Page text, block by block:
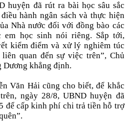
huyện đã rút ra bài học sâu sắc
hành ngân sách và thực hiện
Nhà nước đối với đồng bào các
em học sinh nói riêng. Sắp tới,
kiểm điểm và xử lý nghiêm túc
quan đến sự việc trên”, Chủ
Dương khẳng định.
Văn Hải cũng cho biết, để khắc
ngày 28/8, UBND huyện đã
để cấp kinh phí chi trả tiền hỗ trợ